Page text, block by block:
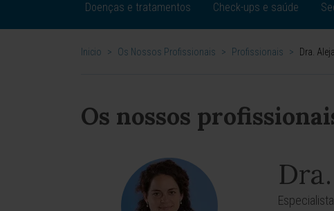
Doenças e tratamentos Check-ups e saúde
Inicio > Os Nossos Profissionais > Profissionais > Dra.
Os nossos